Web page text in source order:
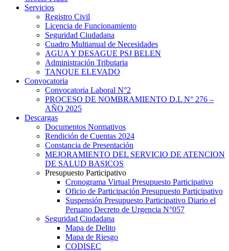
Servicios
Registro Civil
Licencia de Funcionamiento
Seguridad Ciudadana
Cuadro Multianual de Necesidades
AGUA Y DESAGUE PSJ BELEN
Administración Tributaria
TANQUE ELEVADO
Convocatoria
Convocatoria Laboral N°2
PROCESO DE NOMBRAMIENTO D.L N° 276 –
AÑO 2025
Descargas
Documentos Normativos
Rendición de Cuentas 2024
Constancia de Presentación
MEJORAMIENTO DEL SERVICIO DE ATENCION
DE SALUD BASICOS
Presupuesto Participativo
Cronograma Virtual Presupuesto Participativo
Oficio de Participación Presupuesto Participativo
Suspensión Presupuesto Participativo Diario el
Peruano Decreto de Urgencia N°057
Seguridad Ciudadana
Mapa de Delito
Mapa de Riesgo
CODISEC